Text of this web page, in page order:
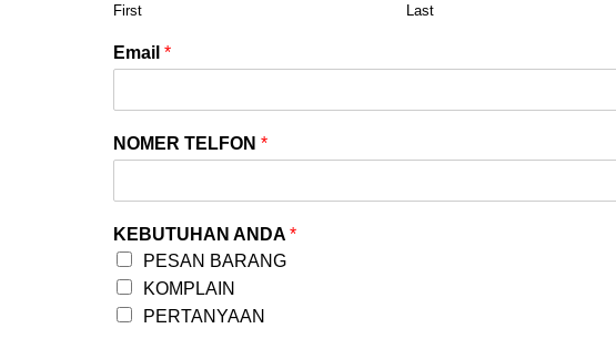
First Last
Email *
NOMER TELFON *
KEBUTUHAN ANDA *
PESAN BARANG
KOMPLAIN
PERTANYAAN